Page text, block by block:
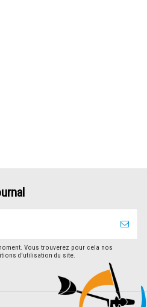
Vous trouverez pour cela nos
d'utilisation du site.